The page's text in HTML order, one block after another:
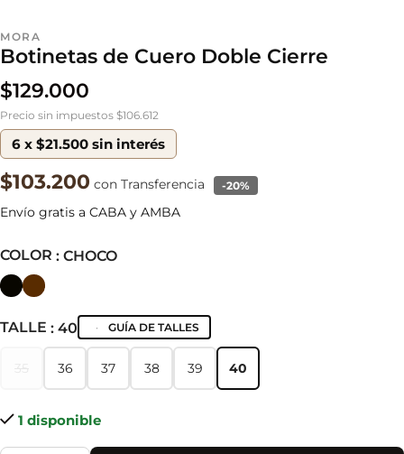
MORA
Botinetas de Cuero Doble Cierre
$129.000
COLOR : CHOCO
TALLE : 40 GUÍA DE TALLES
36
36 37
37 38
38 39
39 40
40
1 disponible
Precio sin impuestos $106.612
6 x $21.500 sin interés
$103.200 con Transferencia -20%
Envío gratis a CABA y AMBA